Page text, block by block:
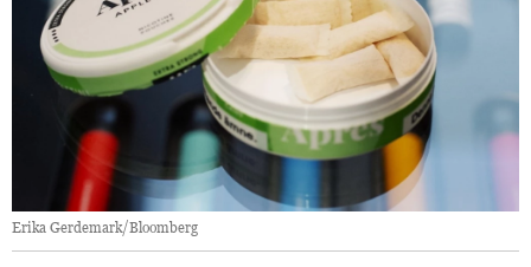
Erika Gerdemark/Bloomberg